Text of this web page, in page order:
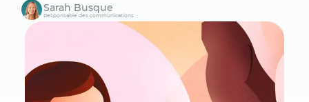
Sarah Busque
Responsable des communications